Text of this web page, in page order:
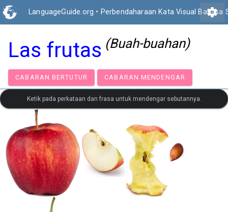
LanguageGuide.org • Perbendaharaan Kata Visual Bahasa
settings
Las frutas (Buah-buahan)
CABARAN BERTUTUR CABARAN MENDENGAR
Ketik pada perkataan dan frasa untuk mendengar sebutannya.